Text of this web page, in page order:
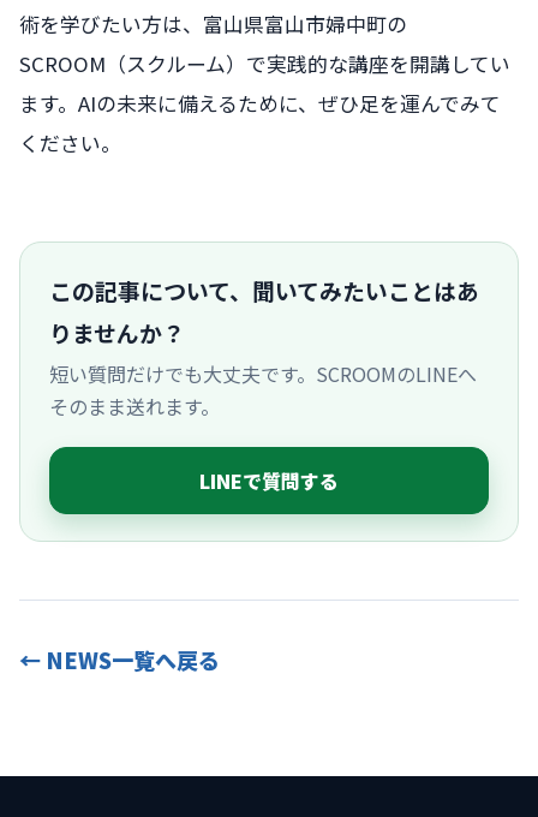
術を学びたい方は、富山県富山市婦中町の
SCROOM（スクルーム）で実践的な講座を開講してい
ます。AIの未来に備えるために、ぜひ足を運んでみて
ください。
この記事について、聞いてみたいことはあ
りませんか？
短い質問だけでも大丈夫です。SCROOMのLINEへ
そのまま送れます。
LINEで質問する
← NEWS一覧へ戻る